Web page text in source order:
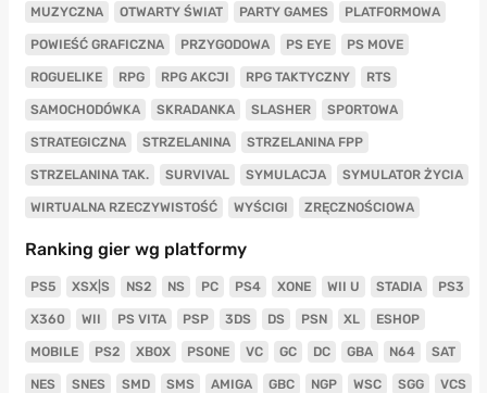
MUZYCZNA OTWARTY ŚWIAT PARTY GAMES PLATFORMOWA
POWIEŚĆ GRAFICZNA PRZYGODOWA PS EYE PS MOVE
ROGUELIKE RPG RPG AKCJI RPG TAKTYCZNY RTS
SAMOCHODÓWKA SKRADANKA SLASHER SPORTOWA
STRATEGICZNA STRZELANINA STRZELANINA FPP
STRZELANINA TAK. SURVIVAL SYMULACJA SYMULATOR ŻYCIA
WIRTUALNA RZECZYWISTOŚĆ WYŚCIGI ZRĘCZNOŚCIOWA
Ranking gier wg platformy
PS5 XSX|S NS2 NS PC PS4 XONE WII U STADIA PS3
X360 WII PS VITA PSP 3DS DS PSN XL ESHOP
MOBILE PS2 XBOX PSONE VC GC DC GBA N64 SAT
NES SNES SMD SMS AMIGA GBC NGP WSC SGG VCS